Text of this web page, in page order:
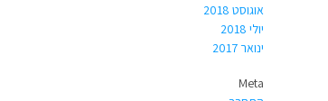
אוגוסט 2018
יולי 2018
ינואר 2017
Meta